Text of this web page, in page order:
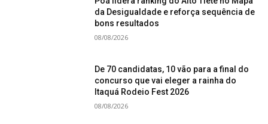
da Desigualdade e reforça sequência de
bons resultados
08/08/2026
De 70 candidatas, 10 vão para a final do
concurso que vai eleger a rainha do
Itaquá Rodeio Fest 2026
08/08/2026